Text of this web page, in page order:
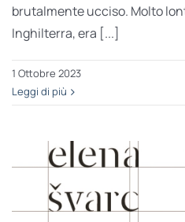
brutalmente ucciso. Molto
Inghilterra, era [...]
1 Ottobre 2023
Leggi di più